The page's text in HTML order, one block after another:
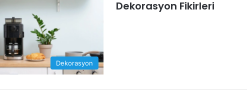
Dekorasyon
Dekorasyon Fikirleri